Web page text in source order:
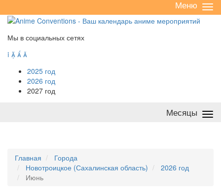
/
Меню
Мы в социальных сетях
   
2025 год
2026 год
2027 год
Месяцы
Главная
Города
Новотроицкое (Сахалинская область)
2026 год
Июнь